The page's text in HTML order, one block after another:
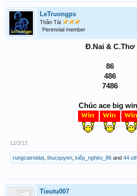
LeTruongps
Thần Tài
Perennial member
Đ.Nai & C.Thơ
86
486
7486
Chúc ace big
12/3/13
rungcatroidat thucquyen kiếp_nghèo_86 and 44
Tieutu007